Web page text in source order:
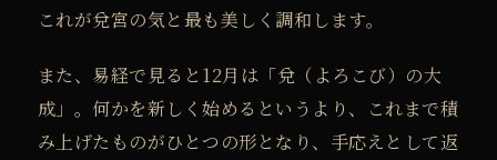
これが兌宮の気と最も美しく調和します。
また、易経で見ると12月は「兌（よろこび）の大
成」。 何かを新しく始めるというより、これまで積
み上げたものがひとつの形となり、手応えとして返